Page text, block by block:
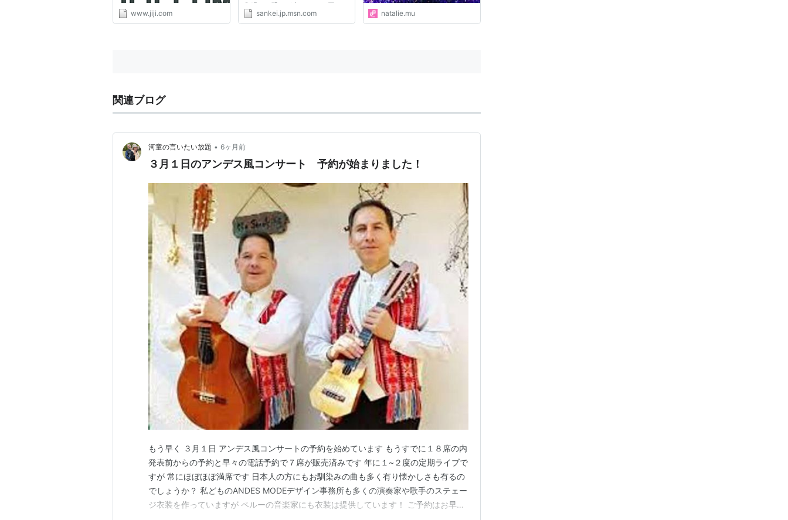
www.jiji.com
失明する恐れが出ている。同じイ
ベントに参加した１６〜３０歳の
sankei.jp.msn.com natalie.mu
関連ブログ
河童の言いたい放題 • 6ヶ月前
３月１日のアンデス風コンサート 予約が始まりました！
もう早く ３月１日 アンデス風コンサートの予約を始めています もうすでに１８席の内
発表前からの予約と早々の電話予約で７席が販売済みです 年に１~２度の定期ライブで
すが 常にほぼほぼ満席です 日本人の方にもお馴染みの曲も多く有り懐かしさも有るの
でしょうか？ 私どものANDES MODEデザイン事務所も多くの演奏家や歌手のステェー
ジ衣装を作っていますが ペルーの音楽家にも衣装は提供しています！ ご予約はお早め